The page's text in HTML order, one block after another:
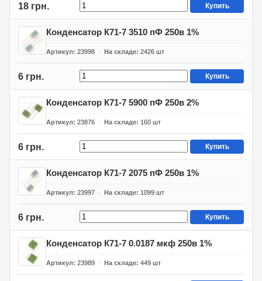
18 грн. Купить
Конденсатор К71-7 3510 пФ 250в 1%
Артикул 23998 На складе 2426 шт
6 грн. Купить
Конденсатор К71-7 5900 пФ 250в 2%
Артикул 23876 На складе 160 шт
6 грн. Купить
Конденсатор К71-7 2075 пФ 250в 1%
Артикул 23997 На складе 1099 шт
6 грн. Купить
Конденсатор К71-7 0.0187 мкф 250в 1%
Артикул 23989 На складе 449 шт